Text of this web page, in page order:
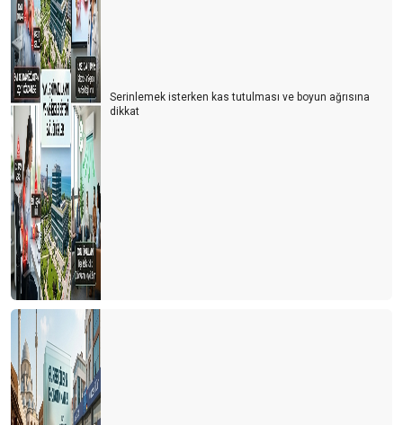
Serinlemek isterken kas tutulması ve boyun ağrısına
dikkat